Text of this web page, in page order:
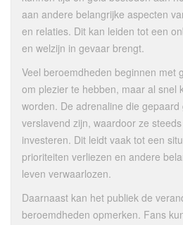
aan andere belangrijke aspecten
en relaties. Dit kan leiden tot een
en welzijn in gevaar brengt.
Veel beroemdheden beginnen met
om plezier te hebben, maar al snel
worden. De adrenaline die
verslavend zijn, waardoor ze
investeren. Dit leidt vaak tot een
prioriteiten verliezen en andere
leven verwaarlozen.
Daarnaast kan het publiek de
beroemdheden opmerken. Fans